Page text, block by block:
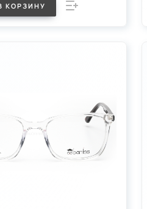
КОРЗИНУ